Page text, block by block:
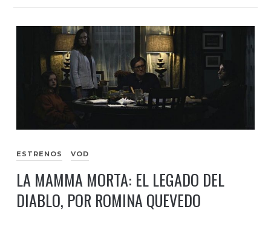
ESTRENOS VOD
LA MAMMA MORTA: EL LEGADO DEL
DIABLO, POR ROMINA QUEVEDO